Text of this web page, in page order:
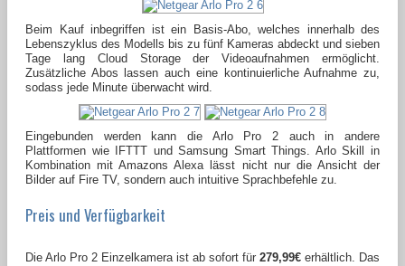
Beim Kauf inbegriffen ist ein Basis-Abo, welches innerhalb des
Lebenszyklus des Modells bis zu fünf Kameras abdeckt und sieben
Tage lang Cloud Storage der Videoaufnahmen ermöglicht.
Zusätzliche Abos lassen auch eine kontinuierliche Aufnahme zu,
sodass jede Minute überwacht wird.
Eingebunden werden kann die Arlo Pro 2 auch in andere
Plattformen wie IFTTT und Samsung Smart Things. Arlo Skill in
Kombination mit Amazons Alexa lässt nicht nur die Ansicht der
Bilder auf Fire TV, sondern auch intuitive Sprachbefehle zu.
Preis und Verfügbarkeit
Die Arlo Pro 2 Einzelkamera ist ab sofort für 279,99€ erhältlich. Das